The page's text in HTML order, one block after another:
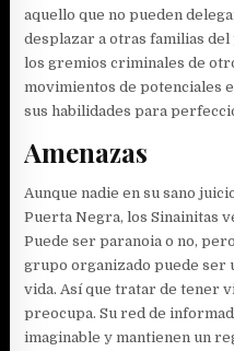
aquello que no pueden
desplazar a otras familias
los gremios criminales de
movimientos de potenciales
sus habilidades para
Amenazas
Aunque nadie en su sano
Puerta Negra, los Sinainitas
Puede ser paranoia o no,
grupo organizado puede ser
vida. Así que tratar de tener
preocupa. Su red de
imaginable y mantienen un